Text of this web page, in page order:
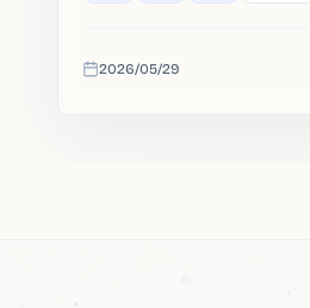
收录时间
2026/05/29